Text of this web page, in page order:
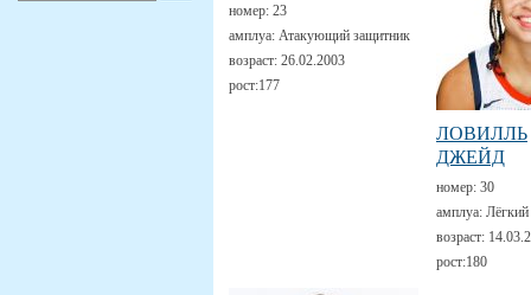
номер: 23
амплуа: Атакующий защитник
возраст: 26.02.2003
рост:177
ЛОВИЛЛЬ
ДЖЕЙД
номер: 30
амплуа:
возраст:
рост:180